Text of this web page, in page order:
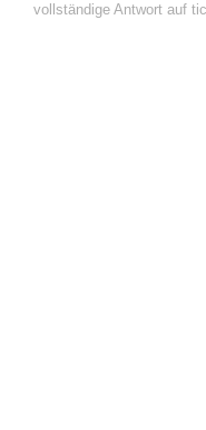
vollständige Antwort auf